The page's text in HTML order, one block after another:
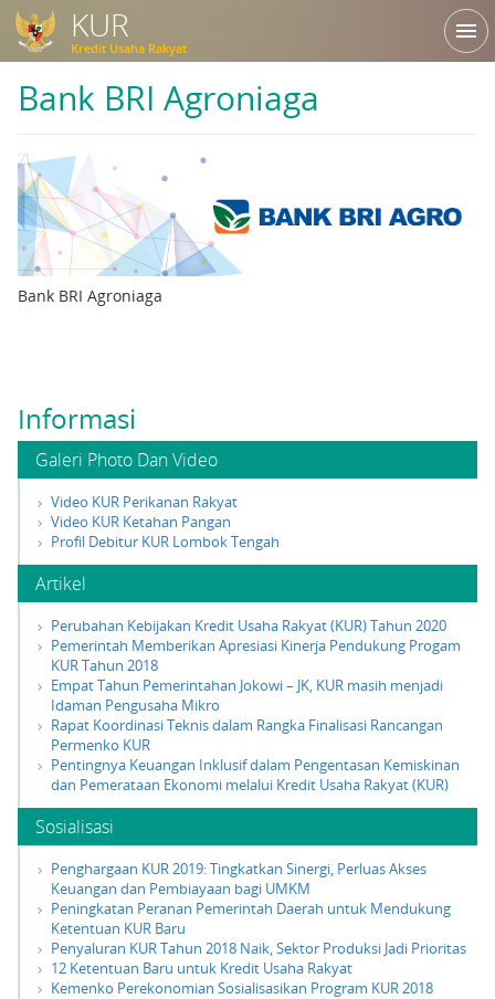
KUR
Kredit Usaha Rakyat
menu
Bank BRI Agroniaga
Bank BRI Agroniaga
Informasi
Galeri Photo Dan Video
Video KUR Perikanan Rakyat
Video KUR Ketahan Pangan
Profil Debitur KUR Lombok Tengah
Artikel
Perubahan Kebijakan Kredit Usaha Rakyat (KUR) Tahun 2020
Pemerintah Memberikan Apresiasi Kinerja Pendukung Progam
KUR Tahun 2018
Empat Tahun Pemerintahan Jokowi – JK, KUR masih menjadi
Idaman Pengusaha Mikro
Rapat Koordinasi Teknis dalam Rangka Finalisasi Rancangan
Permenko KUR
Pentingnya Keuangan Inklusif dalam Pengentasan Kemiskinan
dan Pemerataan Ekonomi melalui Kredit Usaha Rakyat (KUR)
Sosialisasi
Penghargaan KUR 2019: Tingkatkan Sinergi, Perluas Akses
Keuangan dan Pembiayaan bagi UMKM
Peningkatan Peranan Pemerintah Daerah untuk Mendukung
Ketentuan KUR Baru
Penyaluran KUR Tahun 2018 Naik, Sektor Produksi Jadi Prioritas
12 Ketentuan Baru untuk Kredit Usaha Rakyat
Kemenko Perekonomian Sosialisasikan Program KUR 2018